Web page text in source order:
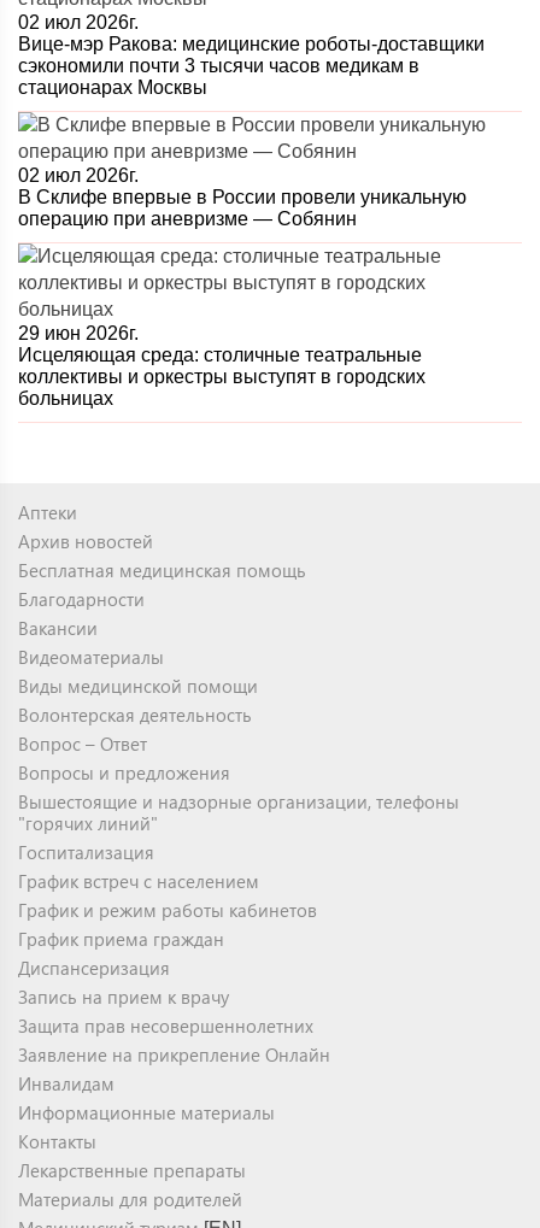
02 июл 2026г.
Вице-мэр Ракова: медицинские роботы-доставщики
сэкономили почти 3 тысячи часов медикам в
стационарах Москвы
02 июл 2026г.
В Склифе впервые в России провели уникальную
операцию при аневризме — Собянин
29 июн 2026г.
Исцеляющая среда: столичные театральные
коллективы и оркестры выступят в городских
больницах
Аптеки
Архив новостей
Бесплатная медицинская помощь
Благодарности
Вакансии
Видеоматериалы
Виды медицинской помощи
Волонтерская деятельность
Вопрос – Ответ
Вопросы и предложения
Вышестоящие и надзорные организации, телефоны
"горячих линий"
Госпитализация
График встреч с населением
График и режим работы кабинетов
График приема граждан
Диспансеризация
Запись на прием к врачу
Защита прав несовершеннолетних
Заявление на прикрепление Онлайн
Инвалидам
Информационные материалы
Контакты
Лекарственные препараты
Материалы для родителей